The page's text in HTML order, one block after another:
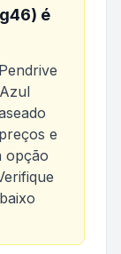
é
Pendrive
e
opção